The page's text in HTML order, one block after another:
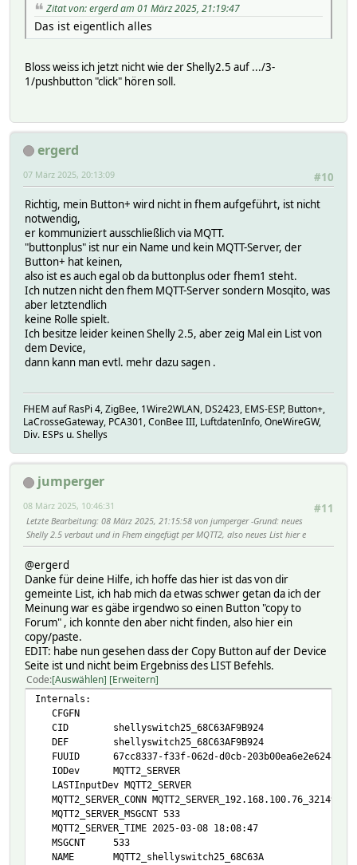
Zitat von: ergerd am 01 März 2025, 21:19:47
Das ist eigentlich alles
Bloss weiss ich jetzt nicht wie der Shelly2.5 auf .../3-
1/pushbutton "click" hören soll.
ergerd
#10
07 März 2025, 20:13:09
Richtig, mein Button+ wird nicht in fhem aufgeführt, ist nicht
notwendig,
er kommuniziert ausschließlich via MQTT.
"buttonplus" ist nur ein Name und kein MQTT-Server, der
Button+ hat keinen,
also ist es auch egal ob da buttonplus oder fhem1 steht.
Ich nutzen nicht den fhem MQTT-Server sondern Mosqito, was
aber letztendlich
keine Rolle spielt.
Ich besitze leider keinen Shelly 2.5, aber zeig Mal ein List von
dem Device,
dann kann man evtl. mehr dazu sagen .
FHEM auf RasPi 4, ZigBee, 1Wire2WLAN, DS2423, EMS-ESP, Button+,
LaCrosseGateway, PCA301, ConBee III, LuftdatenInfo, OneWireGW,
Div. ESPs u. Shellys
jumperger
#11
08 März 2025, 10:46:31
Letzte Bearbeitung: 08 März 2025, 21:15:58 von jumperger Grund: neues
Shelly 2.5 verbaut und in Fhem eingefügt per MQTT2, also neues List hier e
@ergerd
Danke für deine Hilfe, ich hoffe das hier ist das von dir
gemeinte List, ich hab mich da etwas schwer getan da ich der
Meinung war es gäbe irgendwo so einen Button "copy to
Forum" , ich konnte den aber nicht finden, also hier ein
copy/paste.
EDIT: habe nun gesehen dass der Copy Button auf der Device
Seite ist und nicht beim Ergebniss des LIST Befehls.
Code Auswählen Erweitern
Internals:
CFGFN
CID shellyswitch25_68C63AF9B924
DEF shellyswitch25_68C63AF9B924
FUUID 67cc8337-f33f-062d-d0cb-203b00ea6e2e6248
IODev MQTT2_SERVER
LASTInputDev MQTT2_SERVER
MQTT2_SERVER_CONN MQTT2_SERVER_192.168.100.76_32149
MQTT2_SERVER_MSGCNT 533
MQTT2_SERVER_TIME 2025-03-08 18:08:47
MSGCNT 533
NAME MQTT2_shellyswitch25_68C63A